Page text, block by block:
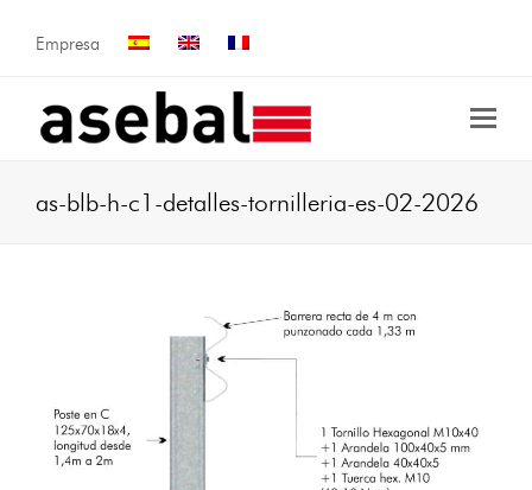
Empresa
as-blb-h-c1-detalles-tornilleria-es-02-2026